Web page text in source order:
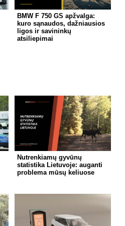
BMW F 750 GS apžvalga:
kuro sąnaudos, dažniausios
ligos ir savininkų
atsiliepimai
Nutrenkiamų gyvūnų
statistika Lietuvoje: auganti
problema mūsų keliuose